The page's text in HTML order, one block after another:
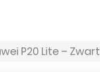
P20 Lite – Zwart